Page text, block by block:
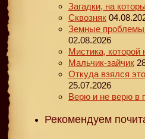
Загадки, на
Сквозняк
Земные
02.08.2026
Мистика, которой
Мальчик-зайчик
Откуда взялся
25.07.2026
Верю и не верю в
Рекомендуем